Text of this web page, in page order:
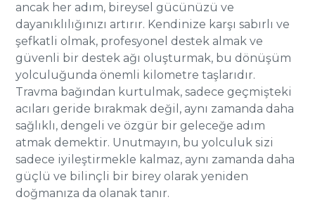
ancak her adım, bireysel gücünüzü ve
dayanıklılığınızı artırır. Kendinize karşı sabırlı ve
şefkatli olmak, profesyonel destek almak ve
güvenli bir destek ağı oluşturmak, bu dönüşüm
yolculuğunda önemli kilometre taşlarıdır.
Travma bağından kurtulmak, sadece geçmişteki
acıları geride bırakmak değil, aynı zamanda daha
sağlıklı, dengeli ve özgür bir geleceğe adım
atmak demektir. Unutmayın, bu yolculuk sizi
sadece iyileştirmekle kalmaz, aynı zamanda daha
güçlü ve bilinçli bir birey olarak yeniden
doğmanıza da olanak tanır.